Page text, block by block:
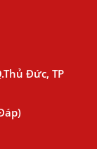
Đức, TP